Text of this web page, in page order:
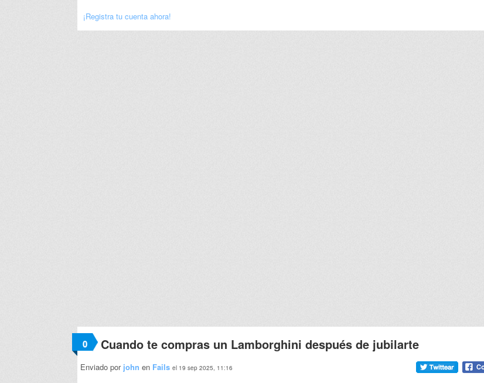
¡Registra tu cuenta ahora!
0 Cuando te compras un Lamborghini después de jubilarte
Enviado por john en Fails el 19 sep 2025, 11:16